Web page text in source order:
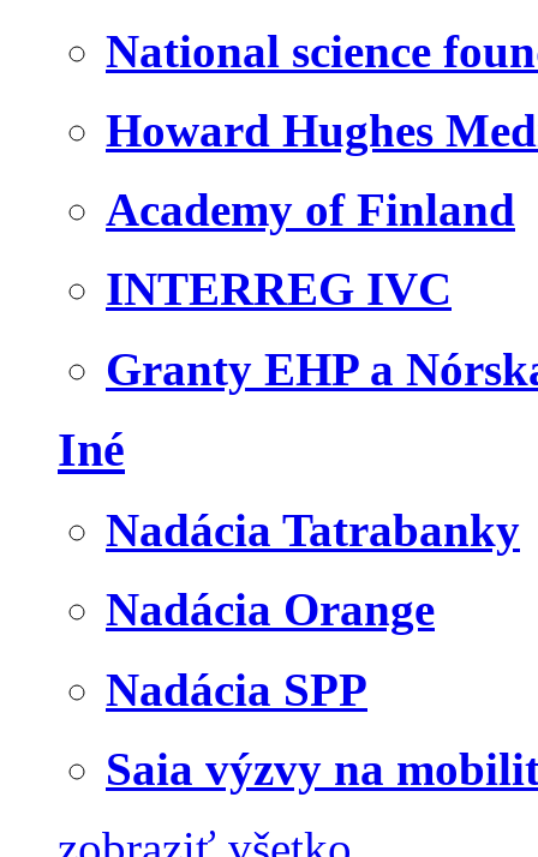
National science
Howard Hughes
Academy of Finland
INTERREG IVC
Granty EHP a
Iné
Nadácia Tatrabanky
Nadácia Orange
Nadácia SPP
Saia výzvy na